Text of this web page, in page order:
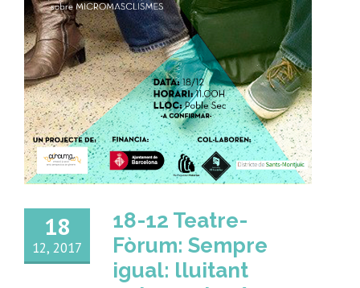
18
12, 2017
18-12 Teatre-
Fòrum: Sempre
igual: lluitant